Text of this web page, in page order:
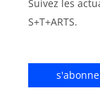
Suivez les
S+T+ARTS.